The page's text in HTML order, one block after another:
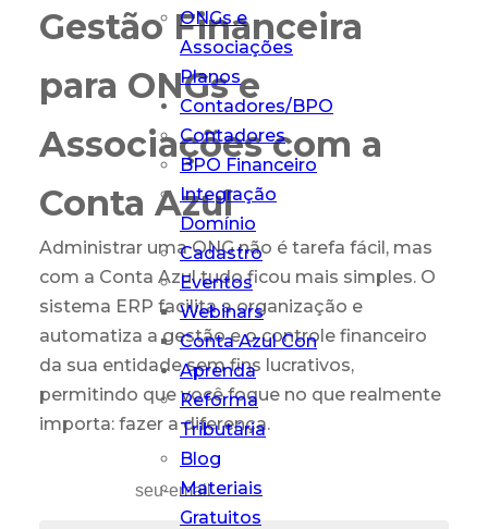
ONGs e
Associações
Planos
Contadores/BPO
Contadores
BPO Financeiro
Integração
Domínio
Cadastro
Eventos
Webinars
Conta Azul Con
Aprenda
Reforma
Tributária
Blog
Materiais
Gratuitos
O que sua
Gestão Financeira
para ONGs e
Associações com a
Conta Azul
Administrar uma ONG não é tarefa fácil, mas
com a Conta Azul tudo ficou mais simples. O
sistema ERP facilita a organização e
automatiza a gestão e o controle financeiro
da sua entidade sem fins lucrativos,
permitindo que você foque no que realmente
importa: fazer a diferença.